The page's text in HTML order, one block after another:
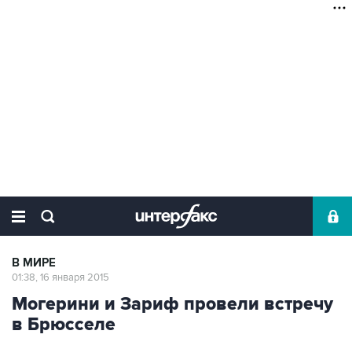
В МИРЕ
01:38, 16 января 2015
Могерини и Зариф провели встречу
в Брюсселе